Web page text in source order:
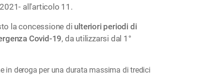
all'articolo 11.
la concessione di ulteriori periodi di
Covid-19, da utilizzarsi dal 1°
in deroga per una durata massima di tredici